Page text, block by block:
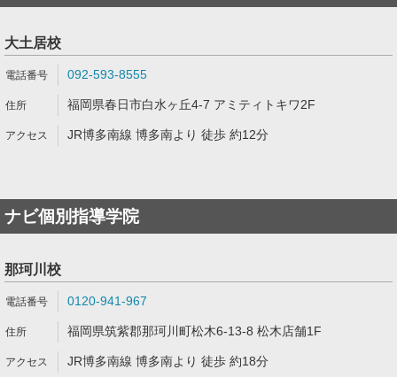
大土居校
092-593-8555
福岡県春日市白水ヶ丘4-7 アミティトキワ2F
JR博多南線 博多南より 徒歩 約12分
ナビ個別指導学院
那珂川校
0120-941-967
福岡県筑紫郡那珂川町松木6-13-8 松木店舗1F
JR博多南線 博多南より 徒歩 約18分